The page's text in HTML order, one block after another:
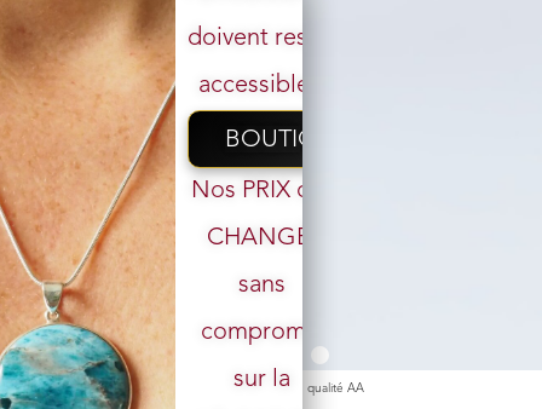
Accueil/Boutique/ Bracelet / Chrysocolle perles 8 mm qualité AA
Votre email
doivent rester
accessibles.
BOUTIQUE
Nos PRIX ont
CHANGÉ,
sans
compromis
sur la